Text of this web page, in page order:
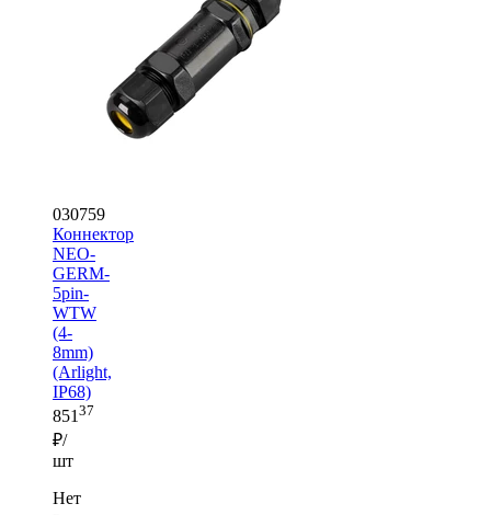
030759
Коннектор
NEO-
GERM-
5pin-
WTW
(4-
8mm)
(Arlight,
IP68)
85137
₽/
шт
Нет